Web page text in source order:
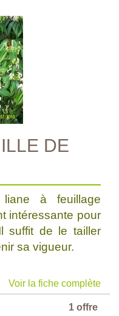
DE
à feuillage
intéressante pour
suffit de le tailler
sa vigueur.
Voir la fiche complète
1 offre